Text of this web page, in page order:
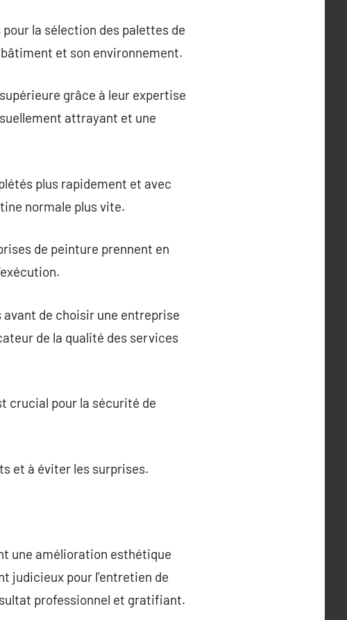
la sélection des palettes de
et son environnement.
grâce à leur expertise
attrayant et une
plus rapidement et avec
normale plus vite.
de peinture prennent en
de choisir une entreprise
de la qualité des services
crucial pour la sécurité de
et à éviter les surprises.
une amélioration esthétique
judicieux pour l’entretien de
professionnel et gratifiant.